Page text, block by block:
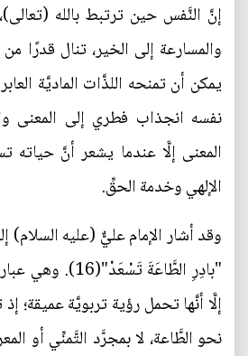
إنَّ النَّفس حين ترتبط بالله
والمسارعة إلى الخير، تنال قدرًا من
يمكن أن تمنحه اللذَّات الماديَّة
نفسه انجذاب فطري إلى المعنى
المعنى إلَّا عندما يشعر أنَّ
الإلهي وخدمة الحقِّ.
وقد أشار الإمام عليٌّ (عليه السلام)
"بادِرِ الطَّاعَةَ
إلَّا أنَّها تحمل رؤية تربويَّة عميقة؛
نحو الطَّاعة، لا بمجرَّد التَّمنِّي أو